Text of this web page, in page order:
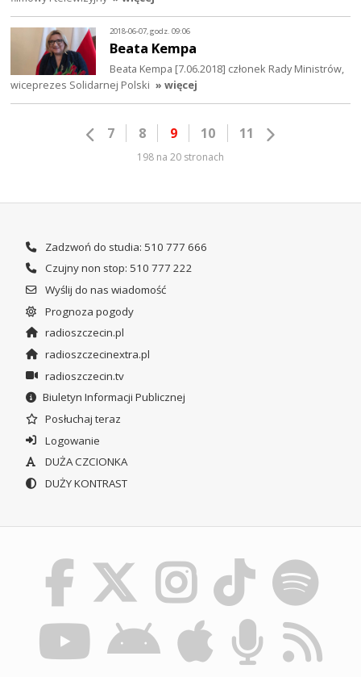
2018-06-07, godz. 09:06
Beata Kempa
Beata Kempa [7.06.2018] członek Rady Ministrów,
wiceprezes Solidarnej Polski » więcej
7 8 9 10 11
198 na 20 stronach
Zadzwoń do studia: 510 777 666
Czujny non stop: 510 777 222
Wyślij do nas wiadomość
Prognoza pogody
radioszczecin.pl
radioszczecinextra.pl
radioszczecin.tv
Biuletyn Informacji Publicznej
Posłuchaj teraz
Logowanie
DUŻA CZCIONKA
DUŻY KONTRAST